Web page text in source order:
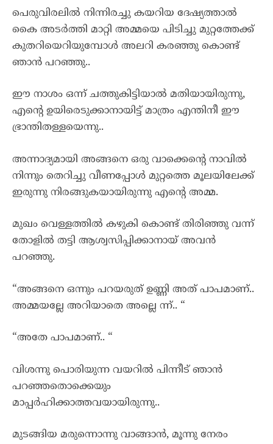
പെരുവിരലിൽ നിന്നിരച്ചു കയറിയ ദേഷ്യത്താൽ
കൈ അടർത്തി മാറ്റി അമ്മയെ പിടിച്ചു മുറ്റത്തേക്ക്
കുതറിയെറിയുമ്പോൾ അലറി കരഞ്ഞു കൊണ്ട്
ഞാൻ പറഞ്ഞു..
ഈ നാശം ഒന്ന് ചത്തുകിട്ടിയാൽ മതിയായിരുന്നു,
എന്റെ ഉയിരെടുക്കാനായിട്ട് മാത്രം എന്തിനീ ഈ
ഭ്രാന്തിതള്ളയെന്നു..
അന്നാദ്യമായി അങ്ങനെ ഒരു വാക്കെന്റെ നാവിൽ
നിന്നും തെറിച്ചു വീണപ്പോൾ മുറ്റത്തെ മൂലയിലേക്ക്
ഇരുന്നു നിരങ്ങുകയായിരുന്നു എന്റെ അമ്മ.
മുഖം വെള്ളത്തിൽ കഴുകി കൊണ്ട് തിരിഞ്ഞു വന്ന്
തോളിൽ തട്ടി ആശ്വസിപ്പിക്കാനായ് അവൻ
പറഞ്ഞു.
“അങ്ങനെ ഒന്നും പറയരുത് ഉണ്ണി അത് പാപമാണ്..
അമ്മയല്ലേ അറിയാതെ അല്ലെ ന്ന്.. “
“അതേ പാപമാണ്.. “
വിശന്നു പൊരിയുന്ന വയറിൽ പിന്നീട് ഞാൻ
പറഞ്ഞതൊക്കെയും
മാപ്പർഹിക്കാത്തവയായിരുന്നു..
മുടങ്ങിയ മരുന്നൊന്നു വാങ്ങാൻ, മൂന്നു നേരം